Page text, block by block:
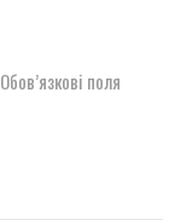
Обов’язкові поля